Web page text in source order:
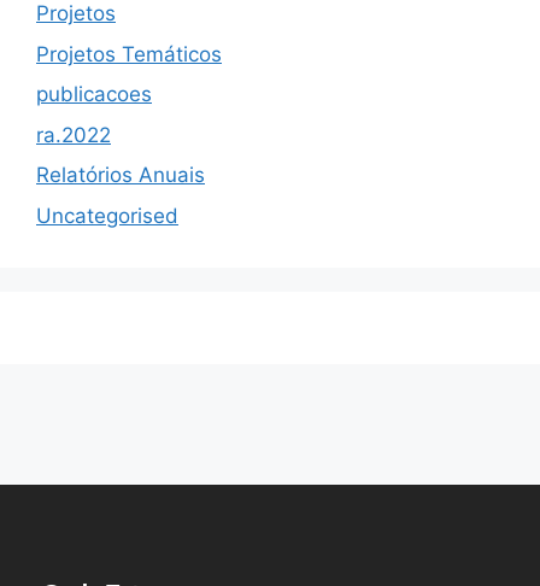
Projetos
Projetos Temáticos
publicacoes
ra.2022
Relatórios Anuais
Uncategorised